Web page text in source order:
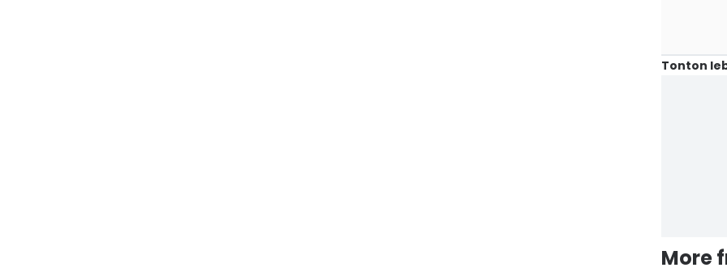
Tonton
More